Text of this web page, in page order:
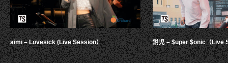
aimi – Lovesick (Live Session） 鋭児 – $uper $onic（Live